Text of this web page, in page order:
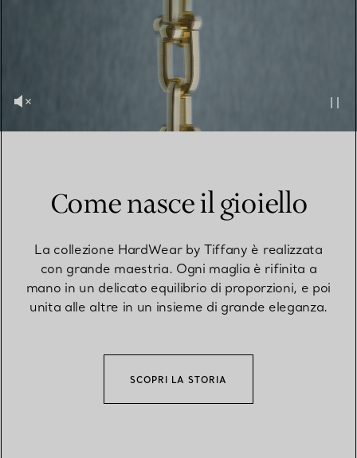
Come nasce il gioiello
La collezione HardWear by Tiffany è realizzata
con grande maestria. Ogni maglia è rifinita a
mano in un delicato equilibrio di proporzioni, e poi
unita alle altre in un insieme di grande eleganza.
SCOPRI LA STORIA